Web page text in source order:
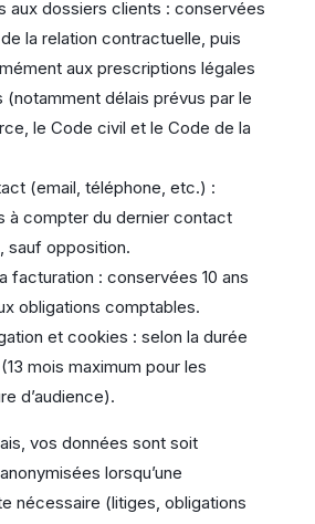
aux dossiers clients : conservées
la relation contractuelle, puis
aux prescriptions légales
délais prévus par le
le Code civil et le Code de la
(email, téléphone, etc.) :
à compter du dernier contact
sauf opposition.
facturation : conservées 10 ans
obligations comptables.
et cookies : selon la durée
mois maximum pour les
d’audience).
vos données sont soit
lorsqu’une
nécessaire (litiges, obligations